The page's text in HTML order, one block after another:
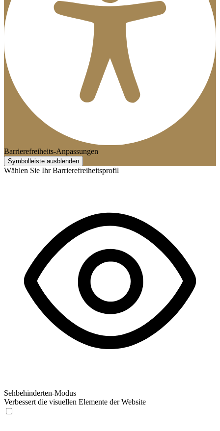
Barrierefreiheits-Anpassungen
Symbolleiste ausblenden
Wählen Sie Ihr Barrierefreiheitsprofil
Sehbehinderten-Modus
Verbessert die visuellen Elemente der Website